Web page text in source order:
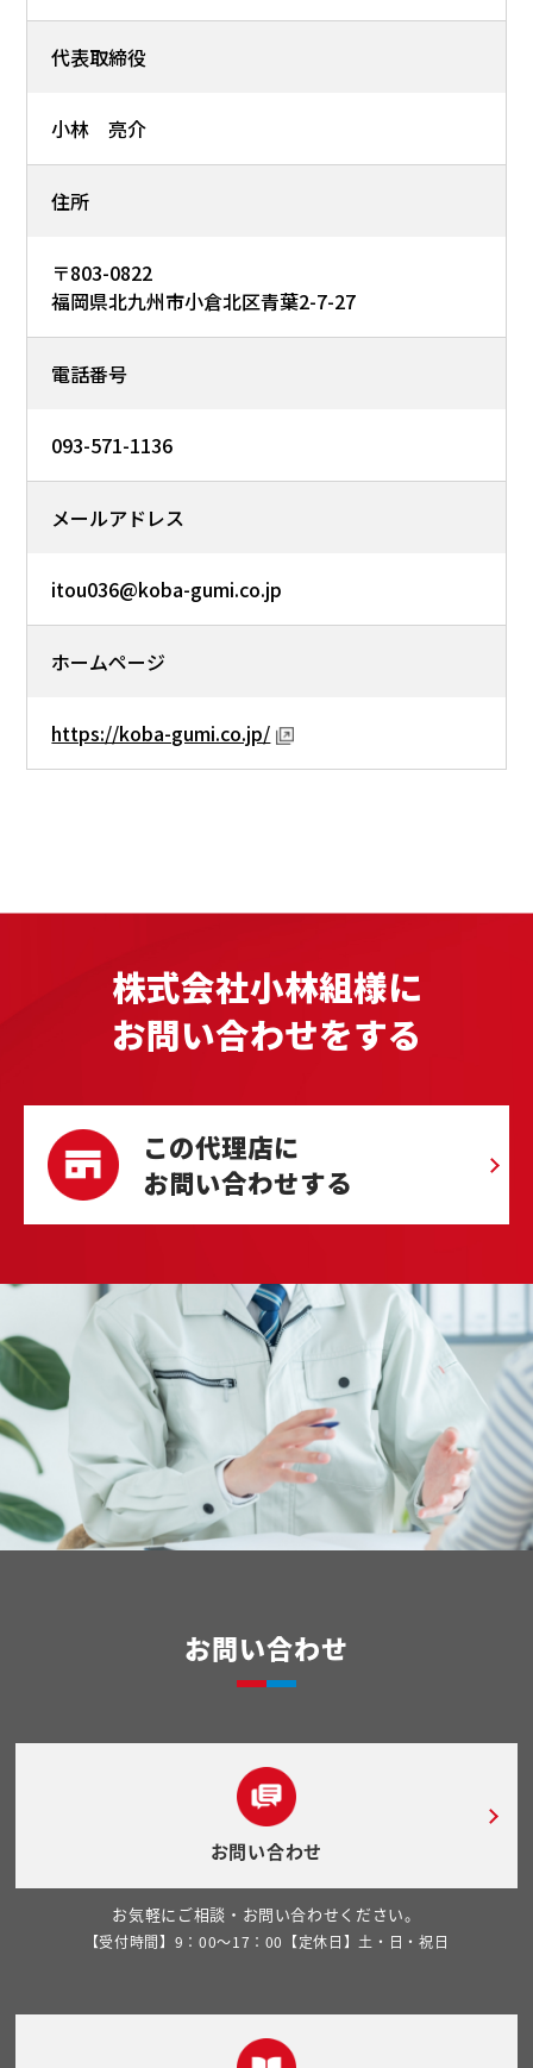
代表取締役
小林 亮介
住所
〒803-0822
福岡県北九州市小倉北区青葉2-7-27
電話番号
093-571-1136
メールアドレス
itou036@koba-gumi.co.jp
ホームページ
https://koba-gumi.co.jp/
株式会社小林組様に
お問い合わせをする
この代理店に
お問い合わせする
お問い合わせ
お問い合わせ
お気軽にご相談・お問い合わせください。
【受付時間】9：00～17：00【定休日】土・日・祝日